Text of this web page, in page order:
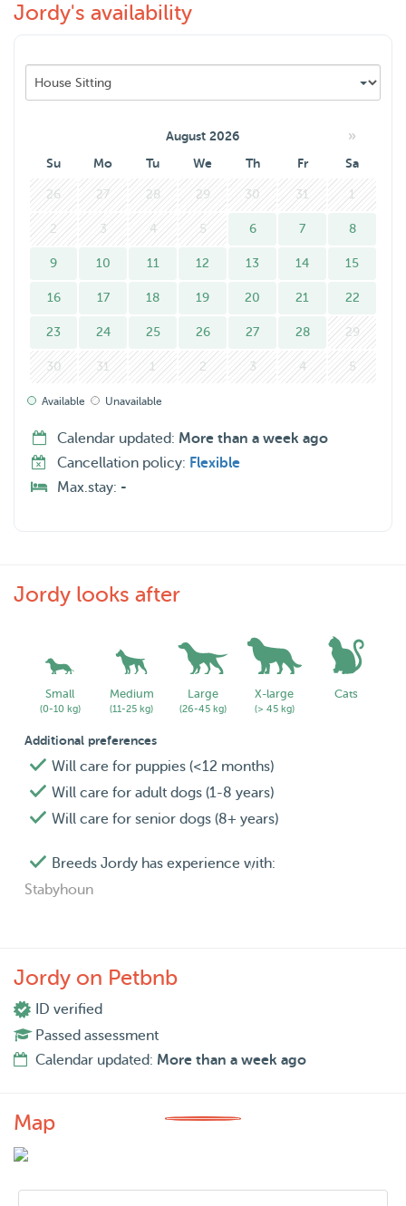
passen, neem contact op en dan zorgen wij dat u met een
Jordy's availability
August 2026 »
Su Mo Tu We Th Fr Sa
26 27 28 29 30 31 1
2 3 4 5 6 7 8
9 10 11 12 13 14 15
16 17 18 19 20 21 22
23 24 25 26 27 28 29
30 31 1 2 3 4 5
Available Unavailable
Calendar updated: More than a week ago
Cancellation policy: Flexible
Max.stay: -
Jordy looks after
Small
(0-10 kg)
Medium
(11-25 kg)
Large
(26-45 kg)
X-large
(> 45 kg)
Cats
Additional preferences
Will care for puppies (<12 months)
Will care for adult dogs (1-8 years)
Will care for senior dogs (8+ years)
Breeds Jordy has experience with:
Stabyhoun
Jordy on Petbnb
ID verified
Passed assessment
Calendar updated: More than a week ago
Map